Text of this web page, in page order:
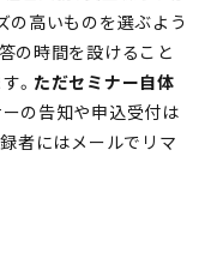
の高いものを選ぶよう
の時間を設けること
。 ただセミナー自体
ーの告知や申込受付は
者にはメールでリマ